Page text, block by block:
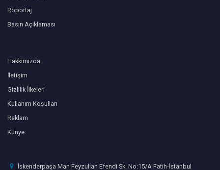
Röportaj
Basın Açıklaması
Hakkımızda
İletişim
Gizlilik İlkeleri
Kullanım Koşulları
Reklam
Künye
İskenderpaşa Mah Feyzullah Efendi Sk. No:15/A Fatih-İstanbul